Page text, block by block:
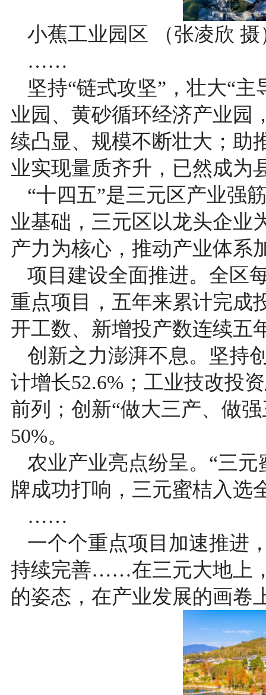
小蕉工业园区 （张凌欣 摄
……
坚持“链式攻坚”，壮大“
业园、黄砂循环经济产业园
续凸显、规模不断壮大；助
业实现量质齐升，已然成为
“十四五”是三元区产业强
业基础，三元区以龙头企业
产力为核心，推动产业体
项目建设全面推进。全区
重点项目，五年来累计完成
开工数、新增投产数连续五
创新之力澎湃不息。坚持
计增长52.6%；工业技改投
前列；创新“做大三产、做
50%。
农业产业亮点纷呈。“三
牌成功打响，三元蜜桔入选
……
一个个重点项目加速推进
持续完善……在三元大地上
的姿态，在产业发展的画卷